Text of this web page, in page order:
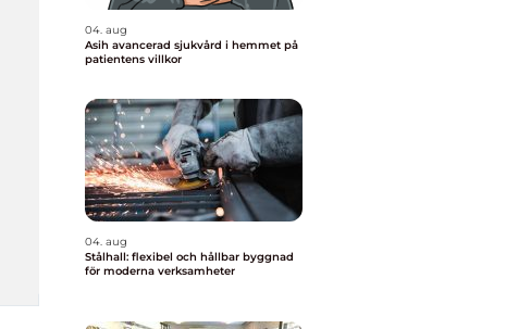
04. aug
Asih avancerad sjukvård i hemmet på
patientens villkor
04. aug
Stålhall: flexibel och hållbar byggnad
för moderna verksamheter